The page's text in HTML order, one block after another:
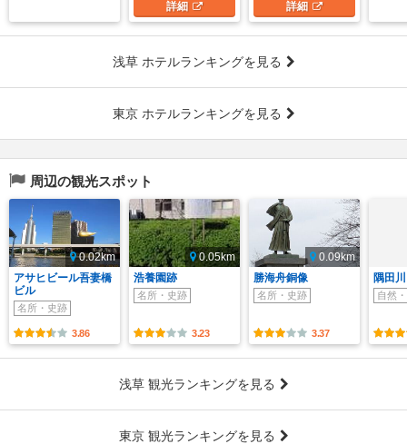
詳細 詳細
浅草 ホテルランキングを見る
東京 ホテルランキングを見る
周辺の観光スポット
0.02km
アサヒビール吾妻橋
ビル
名所・史跡
3.86
0.05km
浩養園跡
名所・史跡
3.23
0.09km
勝海舟銅像
名所・史跡
3.37
隅田川
自然
浅草 観光ランキングを見る
東京 観光ランキングを見る